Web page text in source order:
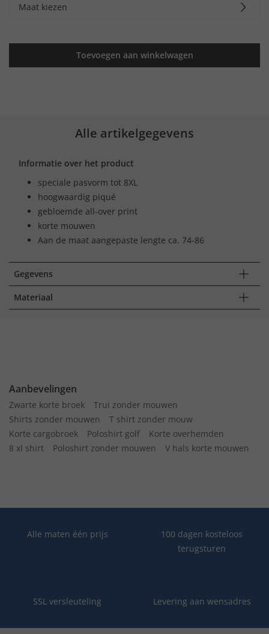
Maat kiezen
Toevoegen aan winkelwagen
Alle artikelgegevens
Informatie over het product
speciale pasvorm tot 8XL
hoogwaardig piqué
gebloemde all-over print
korte mouwen
Aan de maat aangepaste lengte ca. 74-86
Gegevens
Materiaal
Aanbevelingen
Zwarte korte broek
Trui zonder mouwen
Shirts zonder mouwen
T shirt zonder mouw
Korte cargobroek
Poloshirt golf
Korte overhemden
8 xl shirt
Poloshirt zonder mouwen V hals korte mouwen
Alle maten één prijs
100 dagen kosteloos
terugsturen
SSL versleuteling Levering aan wensadres